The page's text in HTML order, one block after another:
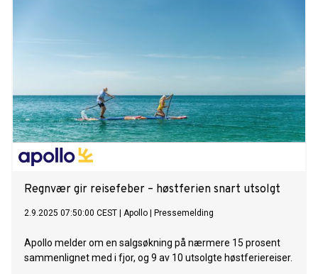
Regnvær gir reisefeber – høstferien snart utsolgt
2.9.2025 07:50:00 CEST Apollo Pressemelding
Apollo melder om en salgsøkning på nærmere 15 prosent
sammenlignet med i fjor, og 9 av 10 utsolgte høstferiereiser.